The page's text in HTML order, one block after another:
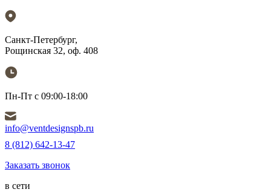
Санкт-Петербург,
Рощинская 32, оф. 408
Пн-Пт с 09:00-18:00
info@ventdesignspb.ru
8 (812) 642-13-47
Заказать звонок
в сети